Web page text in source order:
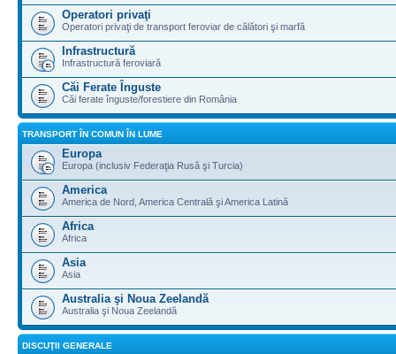
Operatori privaţi
Operatori privaţi de transport feroviar de călători şi marfă
Infrastructură
Infrastructură feroviară
Căi Ferate Înguste
Căi ferate înguste/forestiere din România
TRANSPORT ÎN COMUN ÎN LUME
Europa
Europa (inclusiv Federaţia Rusă şi Turcia)
America
America de Nord, America Centrală şi America Latină
Africa
Africa
Asia
Asia
Australia şi Noua Zeelandă
Australia şi Noua Zeelandă
DISCUŢII GENERALE